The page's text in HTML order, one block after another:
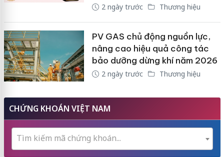
2 ngày trước Thương hiệu
PV GAS chủ động nguồn lực,
nâng cao hiệu quả công tác
bảo dưỡng dừng khí năm 2026
2 ngày trước Thương hiệu
CHỨNG KHOÁN VIỆT NAM
Tìm kiếm mã chứng khoán...